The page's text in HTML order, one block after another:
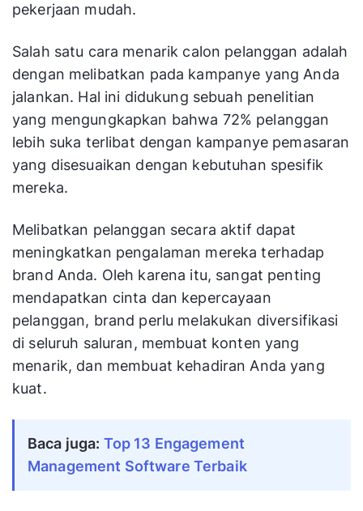
pekerjaan mudah.
Salah satu cara menarik calon pelanggan adalah
dengan melibatkan pada kampanye yang Anda
jalankan. Hal ini didukung sebuah penelitian
yang mengungkapkan bahwa 72% pelanggan
lebih suka terlibat dengan kampanye pemasaran
yang disesuaikan dengan kebutuhan spesifik
mereka.
Melibatkan pelanggan secara aktif dapat
meningkatkan pengalaman mereka terhadap
brand Anda. Oleh karena itu, sangat penting
mendapatkan cinta dan kepercayaan
pelanggan, brand perlu melakukan diversifikasi
di seluruh saluran, membuat konten yang
menarik, dan membuat kehadiran Anda yang
kuat.
Baca juga: Top 13 Engagement
Management Software Terbaik